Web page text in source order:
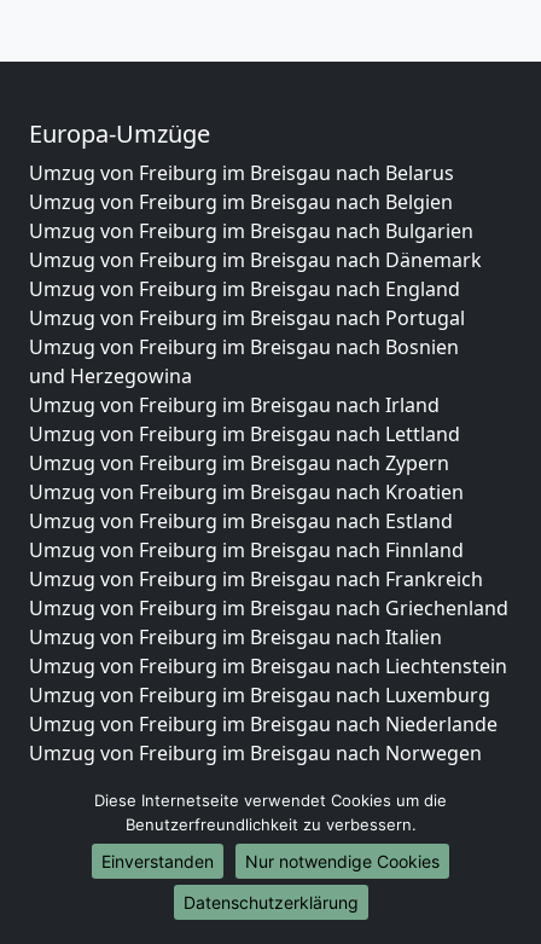
Europa-Umzüge
Umzug von Freiburg im Breisgau nach Belarus
Umzug von Freiburg im Breisgau nach Belgien
Umzug von Freiburg im Breisgau nach Bulgarien
Umzug von Freiburg im Breisgau nach Dänemark
Umzug von Freiburg im Breisgau nach England
Umzug von Freiburg im Breisgau nach Portugal
Umzug von Freiburg im Breisgau nach Bosnien
und Herzegowina
Umzug von Freiburg im Breisgau nach Irland
Umzug von Freiburg im Breisgau nach Lettland
Umzug von Freiburg im Breisgau nach Zypern
Umzug von Freiburg im Breisgau nach Kroatien
Umzug von Freiburg im Breisgau nach Estland
Umzug von Freiburg im Breisgau nach Finnland
Umzug von Freiburg im Breisgau nach Frankreich
Umzug von Freiburg im Breisgau nach Griechenland
Umzug von Freiburg im Breisgau nach Italien
Umzug von Freiburg im Breisgau nach Liechtenstein
Umzug von Freiburg im Breisgau nach Luxemburg
Umzug von Freiburg im Breisgau nach Niederlande
Umzug von Freiburg im Breisgau nach Norwegen
Umzüge-Deutschlandweit
Umzug von Freiburg im Breisgau nach Berlin
Umzug von Freiburg im Breisgau nach Hamburg
Umzug von Freiburg im Breisgau nach München
Umzug von Freiburg im Breisgau nach Köln
Diese Internetseite verwendet Cookies um die
Benutzerfreundlichkeit zu verbessern.
Einverstanden
Nur notwendige Cookies
Datenschutzerklärung